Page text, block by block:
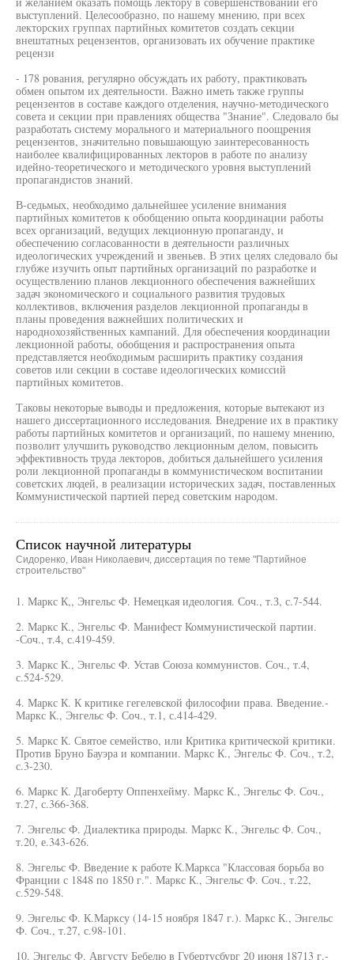
выступлений. Целесообразно, по нашему мнению, при всех
лекторских группах партийных комитетов создать секции
внештатных рецензентов, организовать их обучение практике
рецензи
- 178 рования, регулярно обсуждать их работу, практиковать
обмен опытом их деятельности. Важно иметь также группы
рецензентов в составе каждого отделения, научно-методического
совета и секции при правлениях общества "Знание". Следовало бы
разработать систему морального и материального поощрения
рецензентов, значительно повышающую заинтересованность
наиболее квалифицированных лекторов в работе по анализу
идейно-теоретического и методического уровня выступлений
пропагандистов знаний.
В-седьмых, необходимо дальнейшее усиление внимания
партийных комитетов к обобщению опыта координации работы
всех организаций, ведущих лекционную пропаганду, и
обеспечению согласованности в деятельности различных
идеологических учреждений и звеньев. В этих целях следовало бы
глубже изучить опыт партийных организаций по разработке и
осуществлению планов лекционного обеспечения важнейших
задач экономического и социального развития трудовых
коллективов, включения разделов лекционной пропаганды в
планы проведения важнейших политических и
народнохозяйственных кампаний. Для обеспечения координации
лекционной работы, обобщения и распространения опыта
представляется необходимым расширить практику создания
советов или секции в составе идеологических комиссий
партийных комитетов.
Таковы некоторые выводы и предложения, которые вытекают из
нашего диссертационного исследования. Внедрение их в практику
работы партийных комитетов и организаций, по нашему мнению,
позволит улучшить руководство лекционным делом, повысить
эффективность труда лекторов, добиться дальнейшего усиления
роли лекционной пропаганды в коммунистическом воспитании
советских людей, в реализации исторических задач, поставленных
Коммунистической партией перед советским народом.
Список научной литературы
Сидоренко, Иван Николаевич, диссертация по теме "Партийное
строительство"
1. Маркс К,, Энгельс Ф. Немецкая идеология. Соч., т.З, с.7-544.
2. Маркс К., Энгельс Ф. Манифест Коммунистической партии.
-Соч., т.4, с.419-459.
3. Маркс К., Энгельс Ф. Устав Союза коммунистов. Соч., т.4,
с.524-529.
4. Маркс К. К критике гегелевской философии права. Введение.-
Маркс К., Энгельс Ф. Соч., т.1, с.414-429.
5. Маркс К. Святое семейство, или Критика критической критики.
Против Бруно Бауэра и компании. Маркс К., Энгельс Ф. Соч., т.2,
с.3-230.
6. Маркс К. Дагоберту Оппенхейму. Маркс К., Энгельс Ф. Соч.,
т.27, с.366-368.
7. Энгельс Ф. Диалектика природы. Маркс К., Энгельс Ф. Соч.,
т.20, е.343-626.
8. Энгельс Ф. Введение к работе К.Маркса "Классовая борьба во
Франции с 1848 по 1850 г.". Маркс К., Энгельс Ф. Соч., т.22,
с.529-548.
9. Энгельс Ф. К.Марксу (14-15 ноября 1847 г.). Маркс К., Энгельс
Ф. Соч., т.27, с.98-101.
10. Энгельс Ф. Августу Бебелю в Губертусбург 20 июня 18713 г.-